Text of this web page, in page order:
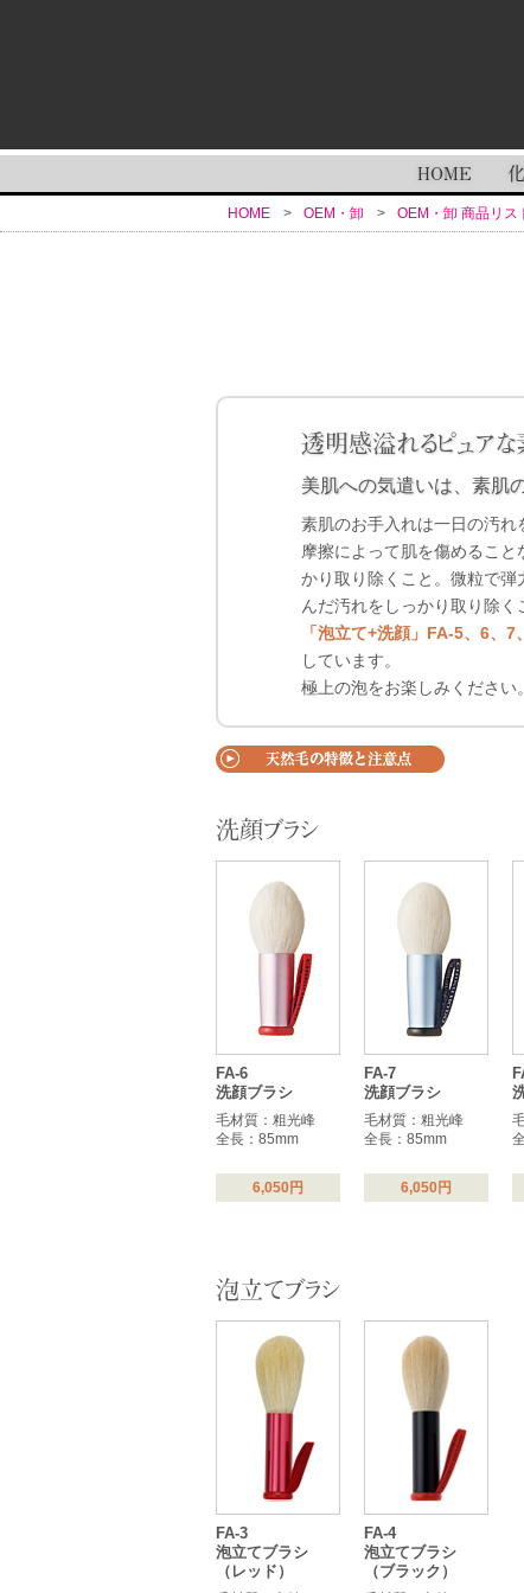
HOME
HOME OEM・卸 OEM・卸 商品リス
透明感溢れるピュア
美肌への気遣いは、素肌
素肌のお手入れは一日の汚れ
摩擦によって肌を傷めるこ
かり取り除くこと。微粒で
んだ汚れをしっかり取り除く
「泡立て+洗顔」FA-5、6、7
しています。
極上の泡をお楽しみください。
洗顔ブラシ
FA-6
洗顔ブラシ
毛材質：粗光峰
全長：85mm
6,050円
FA-7
洗顔ブラシ
毛材質：粗光峰
全長：85mm
6,050円
泡立てブラシ
FA-3
泡立てブラシ
（レッド）
FA-4
泡立てブラシ
（ブラック）